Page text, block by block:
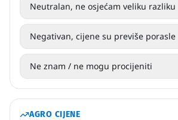
Neutralan, ne osjećam veliku razliku
Negativan, cijene su previše porasle
Ne znam / ne mogu procijeniti
AGRO CIJENE